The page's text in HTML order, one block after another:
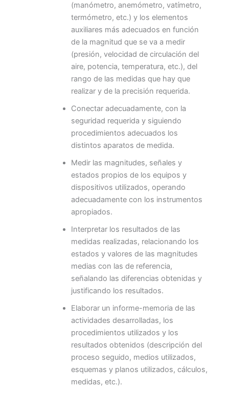
(manómetro, anemómetro, vatímetro,
termómetro, etc.) y los elementos
auxiliares más adecuados en función
de la magnitud que se va a medir
(presión, velocidad de circulación del
aire, potencia, temperatura, etc.), del
rango de las medidas que hay que
realizar y de la precisión requerida.
Conectar adecuadamente, con la
seguridad requerida y siguiendo
procedimientos adecuados los
distintos aparatos de medida.
Medir las magnitudes, señales y
estados propios de los equipos y
dispositivos utilizados, operando
adecuadamente con los instrumentos
apropiados.
Interpretar los resultados de las
medidas realizadas, relacionando los
estados y valores de las magnitudes
medias con las de referencia,
señalando las diferencias obtenidas y
justificando los resultados.
Elaborar un informe-memoria de las
actividades desarrolladas, los
procedimientos utilizados y los
resultados obtenidos (descripción del
proceso seguido, medios utilizados,
esquemas y planos utilizados, cálculos,
medidas, etc.).